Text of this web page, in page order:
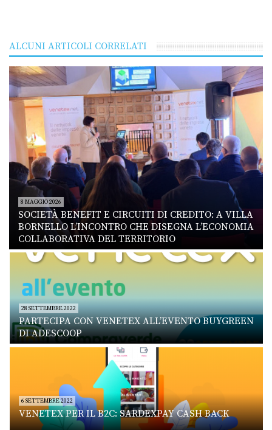
ALCUNI ARTICOLI CORRELATI
8 MAGGIO 2026
SOCIETÀ BENEFIT E CIRCUITI DI CREDITO: A VILLA
BORNELLO L’INCONTRO CHE DISEGNA L’ECONOMIA
COLLABORATIVA DEL TERRITORIO
28 SETTEMBRE 2022
PARTECIPA CON VENETEX ALL’EVENTO BUYGREEN
DI ADESCOOP
6 SETTEMBRE 2022
VENETEX PER IL B2C: SARDEXPAY CASH BACK